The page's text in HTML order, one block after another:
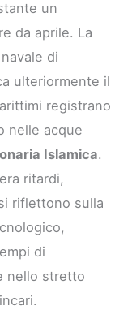
un
da aprile. La
di
ulteriormente il
registrano
nelle acque
Islamica.
ritardi,
riflettono sulla
di
nello stretto